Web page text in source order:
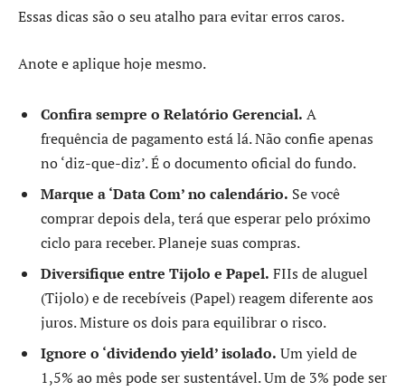
Essas dicas são o seu atalho para evitar erros caros.
Anote e aplique hoje mesmo.
Confira sempre o Relatório Gerencial. A
frequência de pagamento está lá. Não confie apenas
no ‘diz-que-diz’. É o documento oficial do fundo.
Marque a ‘Data Com’ no calendário. Se você
comprar depois dela, terá que esperar pelo próximo
ciclo para receber. Planeje suas compras.
Diversifique entre Tijolo e Papel. FIIs de aluguel
(Tijolo) e de recebíveis (Papel) reagem diferente aos
juros. Misture os dois para equilibrar o risco.
Ignore o ‘dividendo yield’ isolado. Um yield de
1,5% ao mês pode ser sustentável. Um de 3% pode ser